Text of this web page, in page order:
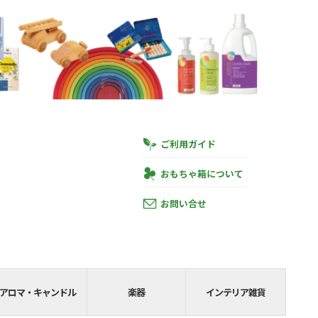
ご利用ガイド
おもちゃ箱について
お問い合せ
アロマ・キャンドル 楽器 インテリア雑貨